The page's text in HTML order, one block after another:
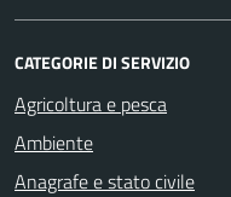
CATEGORIE DI SERVIZIO
Agricoltura e pesca
Ambiente
Anagrafe e stato civile